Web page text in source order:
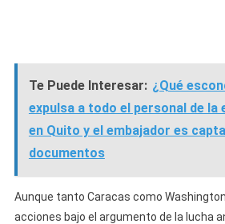
Te Puede Interesar: ¿Qué
expulsa a todo el personal de la
en Quito y el embajador es
documentos
Aunque tanto Caracas como
acciones bajo el argumento de la lucha